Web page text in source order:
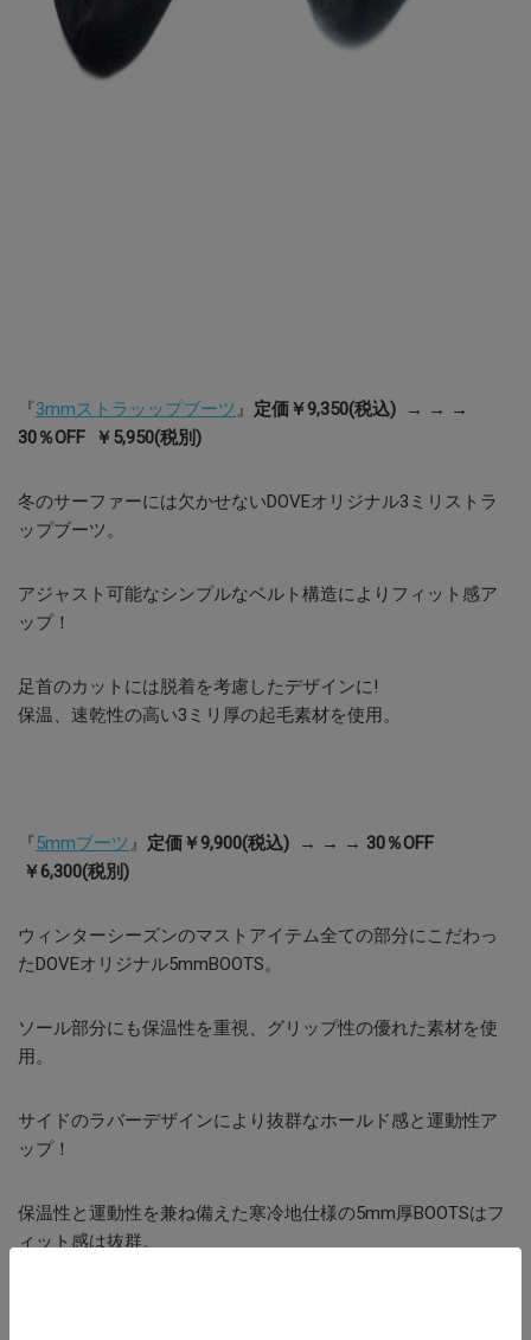
『3mmストラッップブーツ 』 定価￥9,350(税込) → → →
30％OFF
￥5,950(税別)
冬のサーファーには欠かせないDOVEオリジナル3ミリストラ
ップブーツ。
アジャスト可能なシンプルなベルト構造によりフィット感ア
ップ！
足首のカットには脱着を考慮したデザインに!
保温、速乾性の高い3ミリ厚の起毛素材を使用。
『5mmブーツ 』 定価￥9,900(税込) → → → 30％OFF
￥6,300(税別)
ウィンターシーズンのマストアイテム全ての部分にこだわっ
たDOVEオリジナル5mmBOOTS。
ソール部分にも保温性を重視、グリップ性の優れた素材を使
用。
サイドのラバーデザインにより抜群なホールド感と運動性ア
ップ！
保温性と運動性を兼ね備えた寒冷地仕様の5mm厚BOOTSはフ
ィット感は抜群。